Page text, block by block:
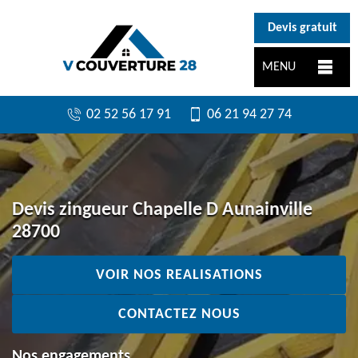
Devis gratuit
MENU
02 52 56 17 91 06 21 94 27 74
Devis zingueur Chapelle D Aunainville
28700
VOIR NOS REALISATIONS
CONTACTEZ NOUS